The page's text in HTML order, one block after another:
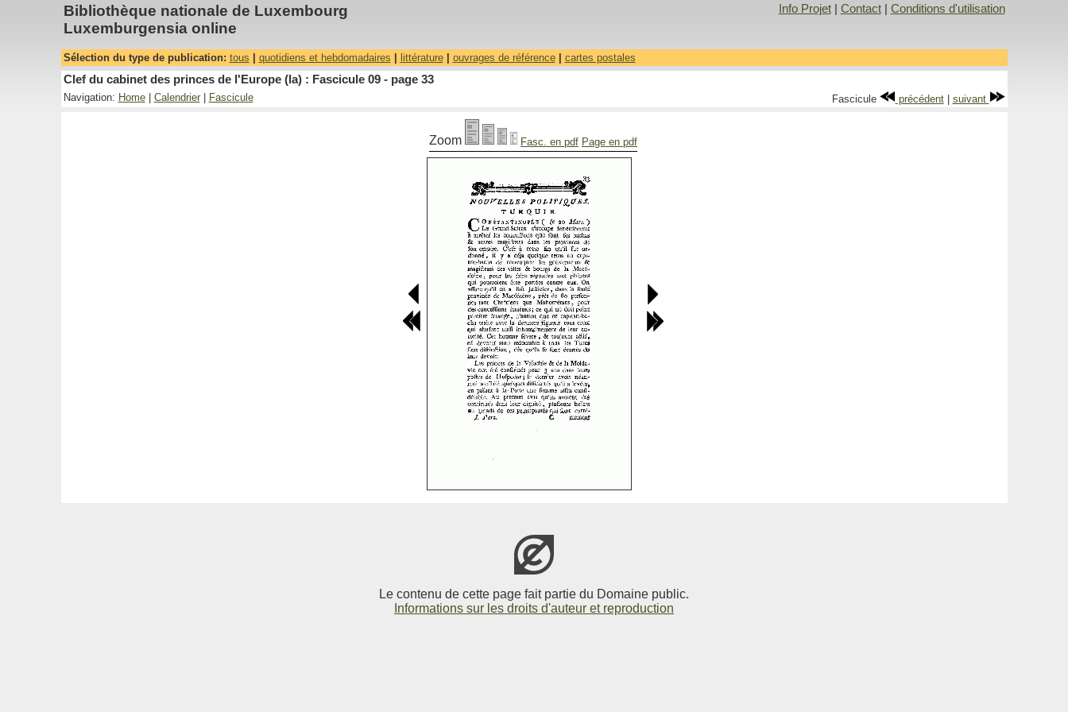
Bibliothèque nationale de Luxembourg
Luxemburgensia online
Info Projet| Contact| Conditions d'utilisation
Sélection du type de publication: tous quotidiens et hebdomadaires littérature| ouvrages de référence| cartes postales
Clef du cabinet des princes de l'Europe (la) : Fascicule 09 - page 33
Navigation: Home| Calendrier| Fascicule Fascicule précédent| suivant
Zoom Fasc. en pdf Page en pdf
Le contenu de cette page fait partie du Domaine public.
Informations sur les droits d'auteur et reproduction